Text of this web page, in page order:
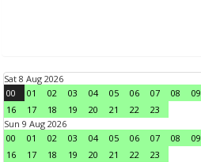
Sat 8 Aug 2026
00
01 02 03 04 05 06 07 08 09
16
17 18 19 20 21 22
23
Sun 9 Aug 2026
00
01 02 03 04 05 06 07 08 09
16
17 18 19 20 21 22
23